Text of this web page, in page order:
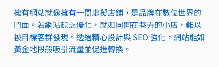
擁有網站就像擁有一間虛擬店鋪，是品牌在數位世界的
門面。若網站缺乏優化，就如同開在巷弄的小店，難以
被目標客群發現。透過精心設計與 SEO 強化，網站能如
黃金地段般吸引流量並促進轉換。